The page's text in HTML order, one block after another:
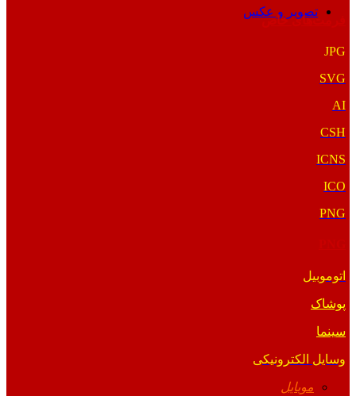
تصویر و عکس
فرمت‌های خاص
JPG
SVG
AI
CSH
ICNS
ICO
PNG
اتوموبیل
پوشاک
سینما
وسایل الکترونیکی
موبایل